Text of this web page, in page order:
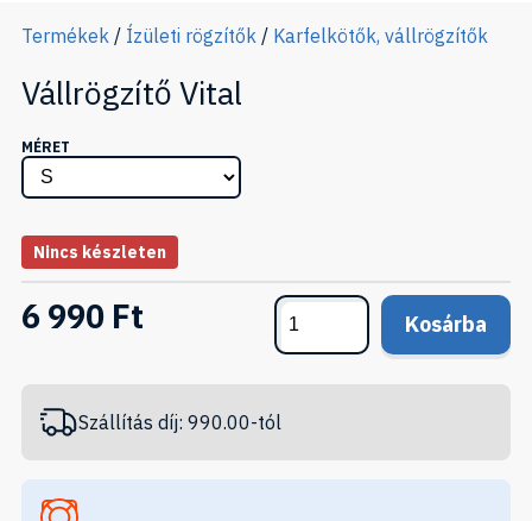
Termékek / Ízületi rögzítők / Karfelkötők, vállrögzítők
Vállrögzítő Vital
MÉRET
Nincs készleten
6 990 Ft Kosárba
Szállítás díj: 990.00-tól